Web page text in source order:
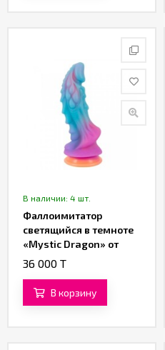
В наличии: 4 шт.
Фаллоимитатор
светящийся в темноте
«Mystic Dragon» от
«Beasty Cocks
36 000 T
В корзину